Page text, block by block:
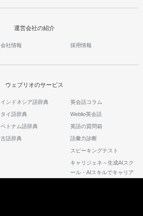
運営会社の紹介
会社情報 採用情報
ウェブリオのサービス
インドネシア語辞典
タイ語辞典
ベトナム語辞典
古語辞典
英会話コラム
Weblio英会話
英語の質問箱
語彙力診断
スピーキングテスト
キャリジェネ～生成AIスク
ール・AIスキルでキャリア